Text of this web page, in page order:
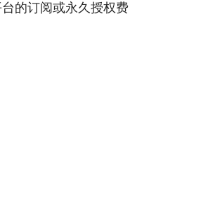
的订阅或永久授权费